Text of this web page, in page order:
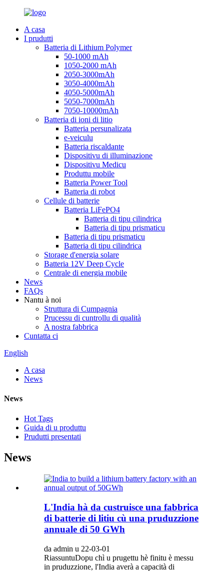
A casa
I prudutti
Batteria di Lithium Polymer
50-1000 mAh
1050-2000 mAh
2050-3000mAh
3050-4000mAh
4050-5000mAh
5050-7000mAh
7050-10000mAh
Batteria di ioni di litio
Batteria persunalizata
e-veiculu
Batteria riscaldante
Dispositivu di illuminazione
Dispositivu Medicu
Produttu mobile
Batteria Power Tool
Batteria di robot
Cellule di batterie
Batteria LiFePO4
Batteria di tipu cilindrica
Batteria di tipu prismaticu
Batteria di tipu prismaticu
Batteria di tipu cilindrica
Storage d'energia solare
Batteria 12V Deep Cycle
Centrale di energia mobile
News
FAQs
Nantu à noi
Struttura di Cumpagnia
Prucessu di cuntrollu di qualità
A nostra fabbrica
Cuntatta ci
English
A casa
News
News
Hot Tags
Guida di u produttu
Prudutti presentati
News
L'India hà da custruisce una fabbrica
di batterie di litiu cù una pruduzzione
annuale di 50 GWh
da admin u 22-03-01
RiassuntuDopu chì u prugettu hè finitu è ​​messu
in pruduzzione, l'India averà a capacità di